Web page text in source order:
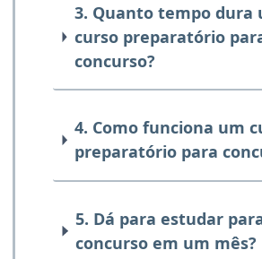
3. Quanto tempo dura
curso preparatório
concurso?
4. Como funciona um
preparatório para
5. Dá para estudar
concurso em um mês?